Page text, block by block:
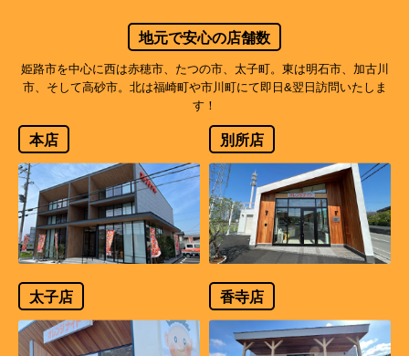
地元で安心の店舗数
姫路市を中心に西は赤穂市、たつの市、太子町。東は明石市、加古川
市、そして高砂市。北は福崎町や市川町にて即日&翌日訪問いたしま
す！
本店 別所店
太子店 香寺店